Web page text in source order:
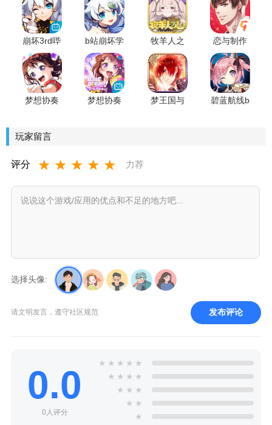
崩坏3rd哔
哩哔哩版
b站崩坏学
园2手游安
卓版
牧羊人之
心游戏
恋与制作
人九游版
梦想协奏
方正版
梦想协奏
梦王国与
碧蓝航线b
玩家留言
评分 ★ ★ ★ ★ ★ 力荐
选择头像:
请文明发言，遵守社区规范 发布评论
0.0
0人评分
★ ★ ★ ★ ★
★ ★ ★ ★
★ ★ ★
★ ★
★